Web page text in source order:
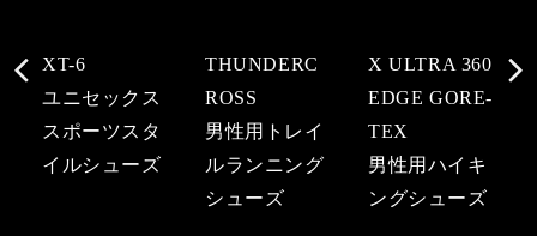
XT-6
ユニセックス
スポーツスタ
イルシューズ
THUNDERC
ROSS
男性用トレイ
ルランニング
シューズ
X ULTRA 360
EDGE GORE-
TEX
男性用ハイキ
ングシューズ